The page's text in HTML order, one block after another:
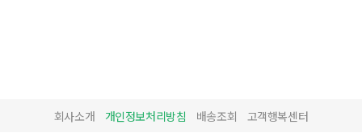
회사소개 개인정보처리방침 배송조회 고객행복센터